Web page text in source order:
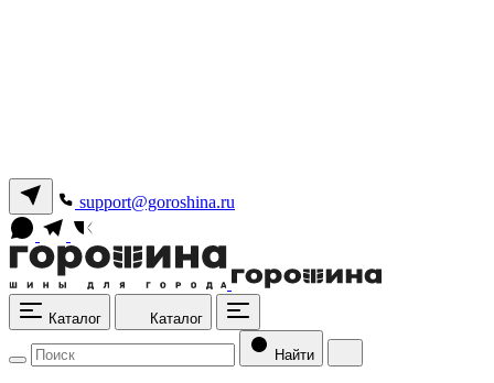
support@goroshina.ru
Каталог Каталог
Найти